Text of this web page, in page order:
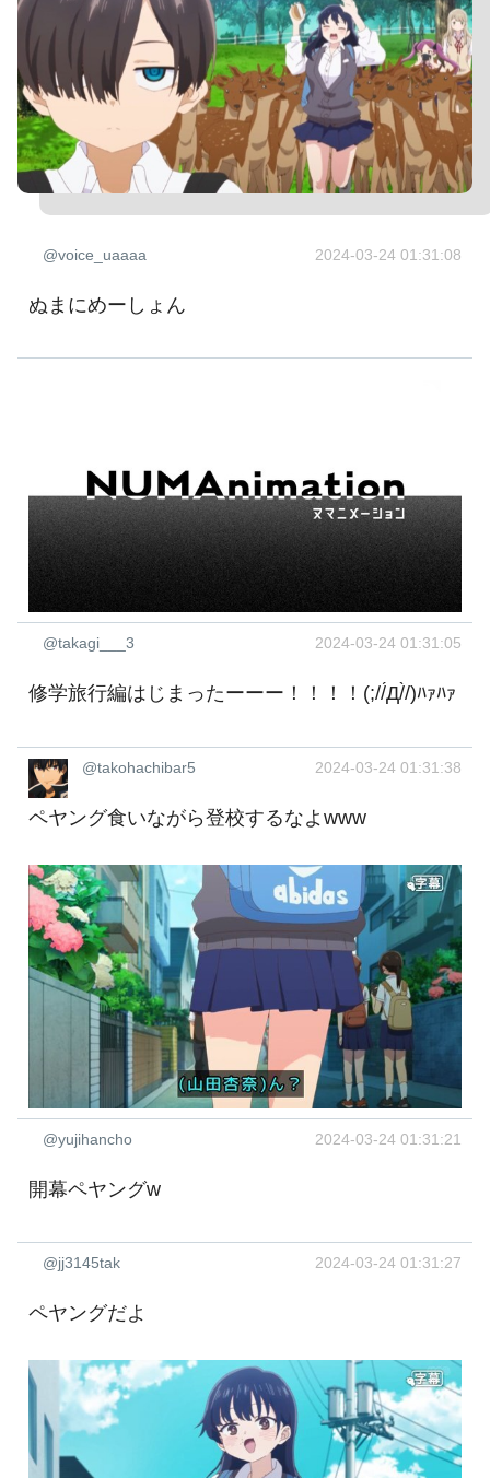
@voice_uaaaa 2024-03-24 01:31:08
ぬまにめーしょん
@takagi___3 2024-03-24 01:31:05
修学旅行編はじまったーーー！！！！(;//́Д/̀/)ﾊｧﾊｧ
@takohachibar5 2024-03-24 01:31:38
ペヤング食いながら登校するなよwww
@yujihancho 2024-03-24 01:31:21
開幕ペヤングw
@jj3145tak 2024-03-24 01:31:27
ペヤングだよ